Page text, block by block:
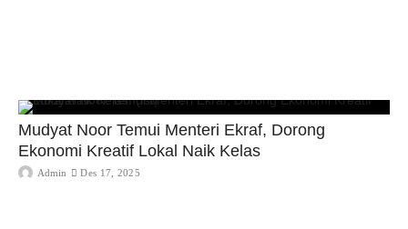
Mudyat Noor Temui Menteri Ekraf, Dorong
Ekonomi Kreatif Lokal Naik Kelas
Admin Des 17, 2025